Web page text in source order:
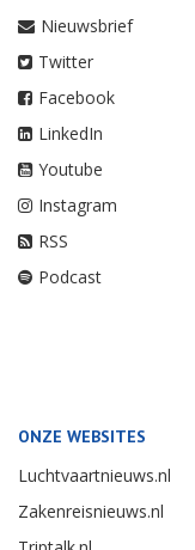
Nieuwsbrief
Twitter
Facebook
LinkedIn
Youtube
Instagram
RSS
Podcast
ONZE WEBSITES
Luchtvaartnieuws.nl
Zakenreisnieuws.nl